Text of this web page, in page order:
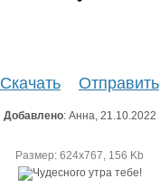
Скачать Отправить
Добавлено: Анна, 21.10.2022
Размер: 624х767, 156 Kb